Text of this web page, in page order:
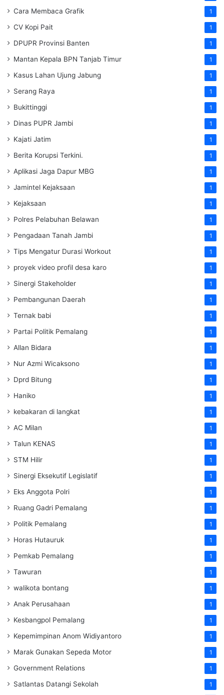
Cara Membaca Grafik 1
CV Kopi Pait 1
DPUPR Provinsi Banten 1
Mantan Kepala BPN Tanjab Timur 1
Kasus Lahan Ujung Jabung 1
Serang Raya 1
Bukittinggi 1
Dinas PUPR Jambi 1
Kajati Jatim 1
Berita Korupsi Terkini. 1
Aplikasi Jaga Dapur MBG 1
Jamintel Kejaksaan 1
Kejaksaan 1
Polres Pelabuhan Belawan 1
Pengadaan Tanah Jambi 1
Tips Mengatur Durasi Workout 1
proyek video profil desa karo 1
Sinergi Stakeholder 1
Pembangunan Daerah 1
Ternak babi 1
Partai Politik Pemalang 1
Allan Bidara 1
Nur Azmi Wicaksono 1
Dprd Bitung 1
Haniko 1
kebakaran di langkat 1
AC Milan 1
Talun KENAS 1
STM Hilir 1
Sinergi Eksekutif Legislatif 1
Eks Anggota Polri 1
Ruang Gadri Pemalang 1
Politik Pemalang 1
Horas Hutauruk 1
Pemkab Pemalang 1
Tawuran 1
walikota bontang 1
Anak Perusahaan 1
Kesbangpol Pemalang 1
Kepemimpinan Anom Widiyantoro 1
Marak Gunakan Sepeda Motor 1
Government Relations 1
Satlantas Datangi Sekolah 1